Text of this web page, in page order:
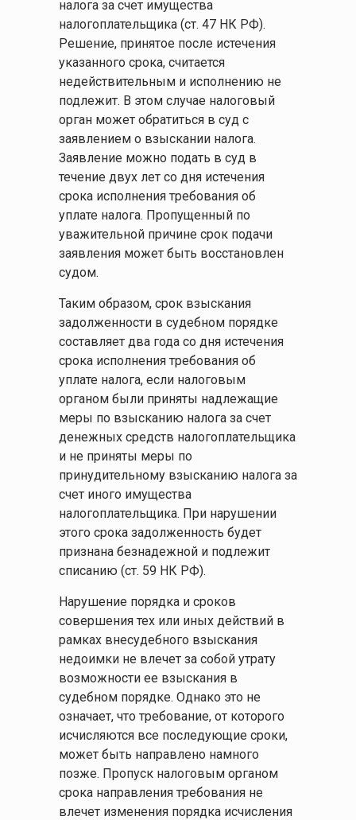
налога за счет имущества
налогоплательщика (ст. 47 НК РФ).
Решение, принятое после истечения
указанного срока, считается
недействительным и исполнению не
подлежит. В этом случае налоговый
орган может обратиться в суд с
заявлением о взыскании налога.
Заявление можно подать в суд в
течение двух лет со дня истечения
срока исполнения требования об
уплате налога. Пропущенный по
уважительной причине срок подачи
заявления может быть восстановлен
судом.
Таким образом, срок взыскания
задолженности в судебном порядке
составляет два года со дня истечения
срока исполнения требования об
уплате налога, если налоговым
органом были приняты надлежащие
меры по взысканию налога за счет
денежных средств налогоплательщика
и не приняты меры по
принудительному взысканию налога за
счет иного имущества
налогоплательщика. При нарушении
этого срока задолженность будет
признана безнадежной и подлежит
списанию (ст. 59 НК РФ).
Нарушение порядка и сроков
совершения тех или иных действий в
рамках внесудебного взыскания
недоимки не влечет за собой утрату
возможности ее взыскания в
судебном порядке. Однако это не
означает, что требование, от которого
исчисляются все последующие сроки,
может быть направлено намного
позже. Пропуск налоговым органом
срока направления требования не
влечет изменения порядка исчисления